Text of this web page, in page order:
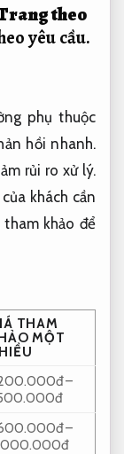
theo
yêu cầu.
phụ thuộc
hồi nhanh.
rủi ro xử lý.
khách cần
khảo để
THAM
MỘT
–
–